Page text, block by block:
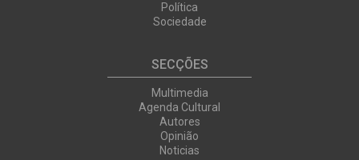
Política
Sociedade
SECÇÕES
Multimedia
Agenda Cultural
Autores
Opinião
Noticias